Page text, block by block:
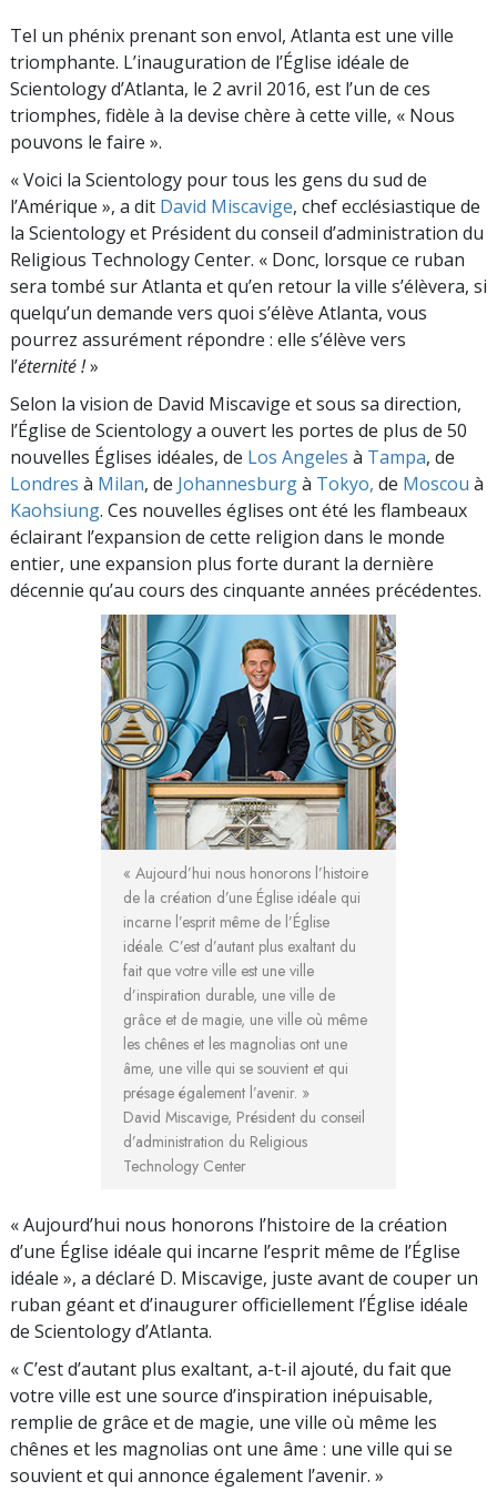
Tel un phénix prenant son envol, Atlanta est une ville
triomphante. L’inauguration de l’Église idéale de
Scientology d’Atlanta, le 2 avril 2016, est l’un de ces
triomphes, fidèle à la devise chère à cette ville, « Nous
pouvons le faire ».
« Voici la Scientology pour tous les gens du sud de
l’Amérique », a dit David Miscavige, chef ecclésiastique de
la Scientology et Président du conseil d’administration du
Religious Technology Center. « Donc, lorsque ce ruban
sera tombé sur Atlanta et qu’en retour la ville s’élèvera, si
quelqu’un demande vers quoi s’élève Atlanta, vous
pourrez assurément répondre : elle s’élève vers
l’éternité !»
Selon la vision de David Miscavige et sous sa direction,
l’Église de Scientology a ouvert les portes de plus de 50
nouvelles Églises idéales, de Los Angeles à Tampa, de
Londres à Milan, de Johannesburgà Tokyo, de Moscou à
Kaohsiung. Ces nouvelles églises ont été les flambeaux
éclairant l’expansion de cette religion dans le monde
entier, une expansion plus forte durant la dernière
décennie qu’au cours des cinquante années précédentes.
« Aujourd’hui nous honorons l’histoire
de la création d’une Église idéale qui
incarne l’esprit même de l’Église
idéale. C’est d’autant plus exaltant du
fait que votre ville est une ville
d’inspiration durable, une ville de
grâce et de magie, une ville où même
les chênes et les magnolias ont une
âme, une ville qui se souvient et qui
présage également l’avenir. »
David Miscavige, Président du conseil
d’administration du Religious
Technology Center
« Aujourd’hui nous honorons l’histoire de la création
d’une Église idéale qui incarne l’esprit même de l’Église
idéale », a déclaré D. Miscavige, juste avant de couper un
ruban géant et d’inaugurer officiellement l’Église idéale
de Scientology d’Atlanta.
« C’est d’autant plus exaltant, a-t-il ajouté, du fait que
votre ville est une source d’inspiration inépuisable,
remplie de grâce et de magie, une ville où même les
chênes et les magnolias ont une âme : une ville qui se
souvient et qui annonce également l’avenir. »